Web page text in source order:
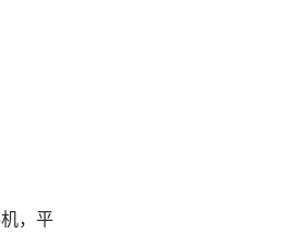
，平